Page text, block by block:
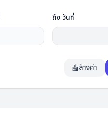
ถึง วันที่
ล้างค่า